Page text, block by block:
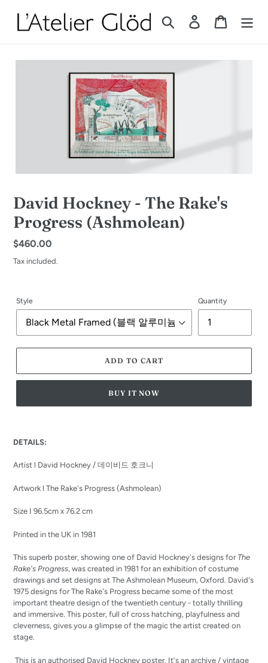
content
Search Log in Cart
David Hockney - The Rake's
Progress (Ashmolean)
Regular
price
$460.00
Tax included.
Style Quantity
ADD TO CART
BUY IT NOW
to
cart
DETAILS:
Artist l David Hockney / 데이비드 호크니
Artwork l The Rake's Progress (Ashmolean)
Size I 96.5cm x 76.2 cm
Printed in the UK in 1981
This superb poster, showing one of David Hockney's designs for The
Rake's Progress, was created in 1981 for an exhibition of costume
drawings and set designs at The Ashmolean Museum, Oxford. David's
1975 designs for The Rake's Progress became some of the most
important theatre design of the twentieth century - totally thrilling
and immersive. This poster, full of cross hatching, playfulness and
cleverness, gives you a glimpse of the magic the artist created on
stage.
This is an authorised David Hockney poster. It's an archive / vintage